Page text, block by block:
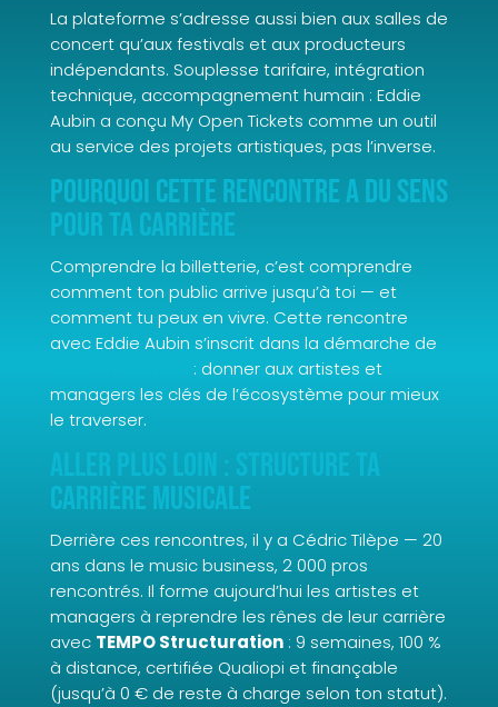
La plateforme s’adresse aussi bien aux salles de
concert qu’aux festivals et aux producteurs
indépendants. Souplesse tarifaire, intégration
technique, accompagnement humain : Eddie
Aubin a conçu My Open Tickets comme un outil
au service des projets artistiques, pas l’inverse.
Pourquoi cette rencontre a du sens
pour ta carrière
Comprendre la billetterie, c’est comprendre
comment ton public arrive jusqu’à toi — et
comment tu peux en vivre. Cette rencontre
avec Eddie Aubin s’inscrit dans la démarche de
: donner aux artistes et
managers les clés de l’écosystème pour mieux
le traverser.
Aller plus loin : structure ta
carrière musicale
Derrière ces rencontres, il y a Cédric Tilèpe — 20
ans dans le music business, 2 000 pros
rencontrés. Il forme aujourd’hui les artistes et
managers à reprendre les rênes de leur carrière
avec TEMPO Structuration: 9 semaines, 100 %
à distance, certifiée Qualiopi et finançable
(jusqu’à 0 € de reste à charge selon ton statut).